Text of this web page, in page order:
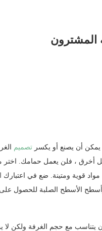
المشترون
يمكن أن يصنع أو يكسرتصميم
أخرق ، فلن يعمل حمامك.
قوية ومتينة. ضع في اعتبارك
الأسطح الصلبة للحصول على
مع حجم الغرفة ولكن لا